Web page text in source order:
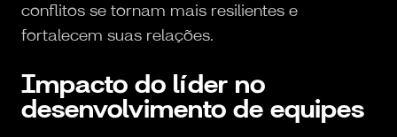
conflitos se tornam mais resilientes e
fortalecem suas relações.
Impacto do líder no
desenvolvimento de equipes